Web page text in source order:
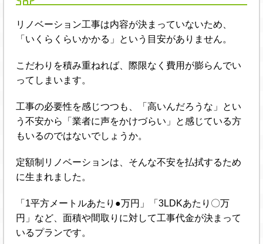
リノベーション工事は内容が決まっていないため、
「いくらくらいかかる」という目安がありません。
こだわりを積み重ねれば、際限なく費用が膨らんでい
ってしまいます。
工事の必要性を感じつつも、「高いんだろうな」とい
う不安から「業者に声をかけづらい」と感じている方
もいるのではないでしょうか。
定額制リノベーションは、そんな不安を払拭するため
に生まれました。
「1平方メートルあたり●万円」「3LDKあたり〇万
円」など、面積や間取りに対して工事代金が決まって
いるプランです。